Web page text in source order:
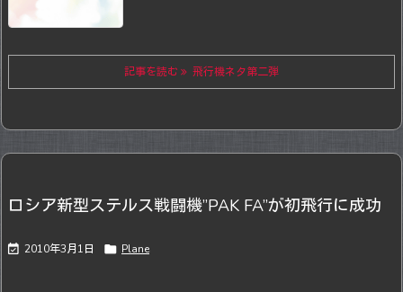
記事を読む 飛行機ネタ第二弾
ロシア新型ステルス戦闘機”PAK FA”が初飛行に成功
 2010年3月1日  Plane